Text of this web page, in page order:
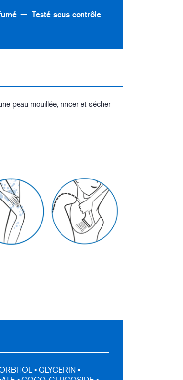
Testé sous contrôle
peau mouillée, rincer et sécher
• GLYCERIN •